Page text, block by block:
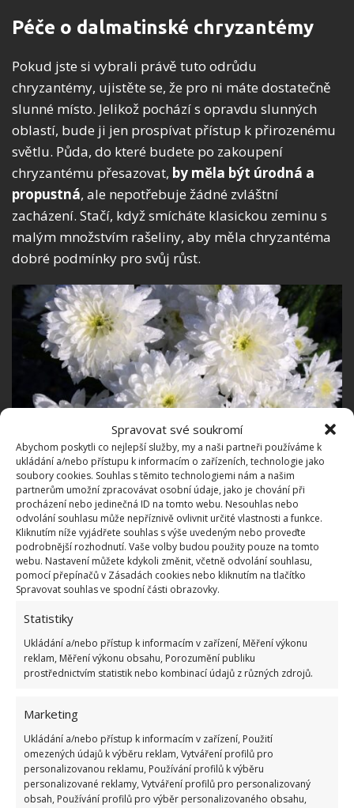
Spravovat své soukromí
Abychom poskytli co nejlepší služby, my a naši partneři používáme k
ukládání a/nebo přístupu k informacím o zařízeních, technologie jako
soubory cookies. Souhlas s těmito technologiemi nám a našim
partnerům umožní zpracovávat osobní údaje, jako je chování při
procházení nebo jedinečná ID na tomto webu. Nesouhlas nebo
odvolání souhlasu může nepříznivě ovlivnit určité vlastnosti a funkce.
Kliknutím níže vyjádřete souhlas s výše uvedeným nebo proveďte
podrobnější rozhodnutí. Vaše volby budou použity pouze na tomto
webu. Nastavení můžete kdykoli změnit, včetně odvolání souhlasu,
pomocí přepínačů v Zásadách cookies nebo kliknutím na tlačítko
Spravovat souhlas ve spodní části obrazovky.
Statistiky
Ukládání a/nebo přístup k informacím v zařízení, Měření výkonu
reklam, Měření výkonu obsahu, Porozumění publiku
prostřednictvím statistik nebo kombinací údajů z různých zdrojů.
Marketing
Ukládání a/nebo přístup k informacím v zařízení, Použití
omezených údajů k výběru reklam, Vytváření profilů pro
personalizovanou reklamu, Používání profilů k výběru
personalizované reklamy, Vytváření profilů pro personalizovaný
obsah, Používání profilů pro výběr personalizovaného obsahu,
Péče o dalmatinské chryzantémy
Pokud jste si vybrali právě tuto odrůdu
chryzantémy, ujistěte se, že pro ni máte dostatečně
slunné místo. Jelikož pochází s opravdu slunných
oblastí, bude ji jen prospívat přístup k přirozenému
světlu. Půda, do které budete po zakoupení
chryzantému přesazovat, by měla být úrodná a
propustná, ale nepotřebuje žádné zvláštní
zacházení. Stačí, když smícháte klasickou zeminu s
malým množstvím rašeliny, aby měla chryzantéma
dobré podmínky pro svůj růst.
Fotografie: Pixabay
Do jednoho květináče můžete vysadit s klidem i více
sazenic, protože chryzantémě se ve společnosti daří
lépe. Na co je však třeba dávat pozor, je sterilní
substrát a a přemokření kořenů,
každý den, a substrát by měl být pouze vlhký, ne
úplně mokrý. A pokud chcete, aby chryzantéma
hnojivem.
Zdroj:Styl Interia